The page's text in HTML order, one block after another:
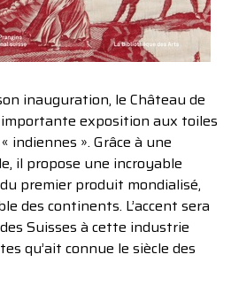
inauguration, le Château de
exposition aux toiles
indiennes ». Grâce à une
il propose une incroyable
premier produit mondialisé,
des continents. L’accent sera
Suisses à cette industrie
qu’ait connue le siècle des